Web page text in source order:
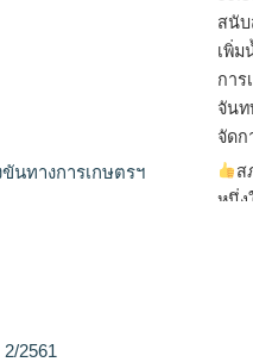
นทางการเกษตรฯ
2561
สนับ
เพิ่ม
การ
จันท
จัดก
ส
หนึ่ง